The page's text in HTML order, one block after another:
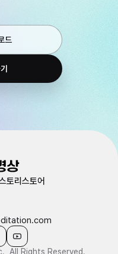
드
토리 스토어
All Rights Reserved.